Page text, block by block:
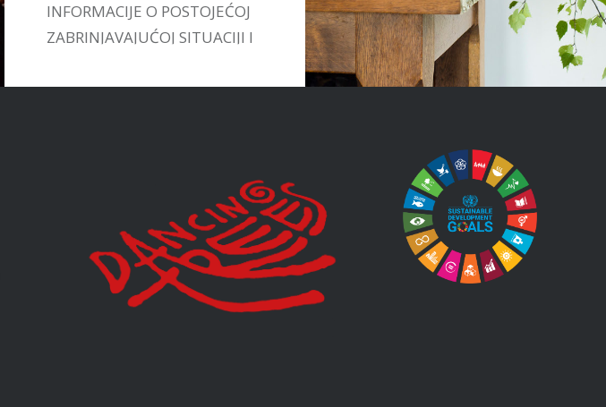
INFORMACIJE O POSTOJEĆOJ
ZABRINJAVAJUĆOJ SITUACIJI I
POSTOJEĆIM INICIJATIVAMA